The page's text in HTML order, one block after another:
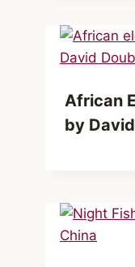
African
by